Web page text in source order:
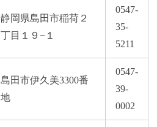
静岡県島田市稲荷２
丁目１９−１
0547-
35-
5211
島田市伊久美3300番
地
0547-
39-
0002